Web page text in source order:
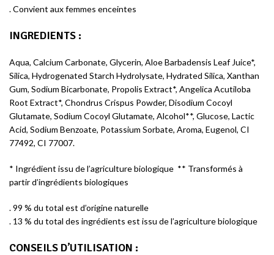
. Convient aux femmes enceintes
INGREDIENTS :
Aqua, Calcium Carbonate, Glycerin, Aloe Barbadensis Leaf Juice*,
Silica, Hydrogenated Starch Hydrolysate, Hydrated Silica, Xanthan
Gum, Sodium Bicarbonate, Propolis Extract*, Angelica Acutiloba
Root Extract*, Chondrus Crispus Powder, Disodium Cocoyl
Glutamate, Sodium Cocoyl Glutamate, Alcohol**, Glucose, Lactic
Acid, Sodium Benzoate, Potassium Sorbate, Aroma, Eugenol, CI
77492, CI 77007.
* Ingrédient issu de l’agriculture biologique ** Transformés à
partir d’ingrédients biologiques
. 99 % du total est d’origine naturelle
. 13 % du total des ingrédients est issu de l’agriculture biologique
CONSEILS D’UTILISATION :